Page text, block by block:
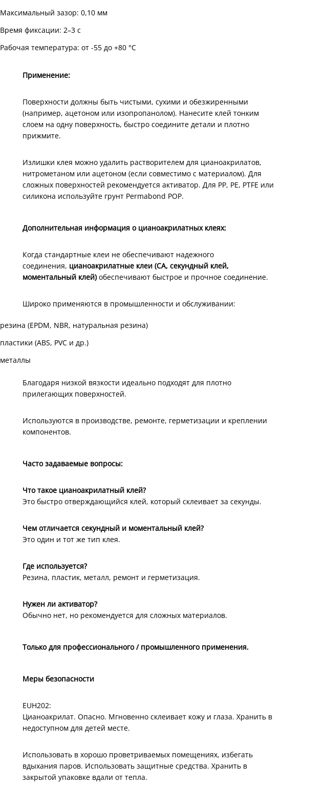
Максимальный зазор: 0,10 мм
Время фиксации: 2–3 с
Рабочая температура: от -55 до +80 °C
Применение:
Поверхности должны быть чистыми, сухими и обезжиренными
(например, ацетоном или изопропанолом). Нанесите клей тонким
слоем на одну поверхность, быстро соедините детали и плотно
прижмите.
Излишки клея можно удалить растворителем для цианоакрилатов,
нитрометаном или ацетоном (если совместимо с материалом). Для
сложных поверхностей рекомендуется активатор. Для PP, PE, PTFE или
силикона используйте грунт Permabond POP.
Дополнительная информация о цианоакрилатных клеях:
Когда стандартные клеи не обеспечивают надежного
соединения, цианоакрилатные клеи (CA, секундный клей,
моментальный клей) обеспечивают быстрое и прочное соединение.
Широко применяются в промышленности и обслуживании:
резина (EPDM, NBR, натуральная резина)
пластики (ABS, PVC и др.)
металлы
Благодаря низкой вязкости идеально подходят для плотно
прилегающих поверхностей.
Используются в производстве, ремонте, герметизации и креплении
компонентов.
Часто задаваемые вопросы:
Что такое цианоакрилатный клей?
Это быстро отверждающийся клей, который склеивает за секунды.
Чем отличается секундный и моментальный клей?
Это один и тот же тип клея.
Где используется?
Резина, пластик, металл, ремонт и герметизация.
Нужен ли активатор?
Обычно нет, но рекомендуется для сложных материалов.
Только для профессионального / промышленного применения.
Меры безопасности
EUH202:
Цианоакрилат. Опасно. Мгновенно склеивает кожу и глаза. Хранить в
недоступном для детей месте.
Использовать в хорошо проветриваемых помещениях, избегать
вдыхания паров. Использовать защитные средства. Хранить в
закрытой упаковке вдали от тепла.